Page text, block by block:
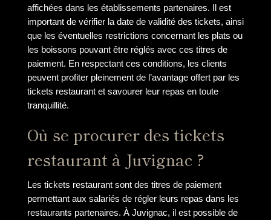
affichées dans les établissements partenaires. Il est
important de vérifier la date de validité des tickets, ainsi
que les éventuelles restrictions concernant les plats ou
les boissons pouvant être réglés avec ces titres de
paiement. En respectant ces conditions, les clients
peuvent profiter pleinement de l’avantage offert par les
tickets restaurant et savourer leur repas en toute
tranquillité.
Où se procurer des tickets
restaurant à Juvignac ?
Les tickets restaurant sont des titres de paiement
permettant aux salariés de régler leurs repas dans les
restaurants partenaires. À Juvignac, il est possible de